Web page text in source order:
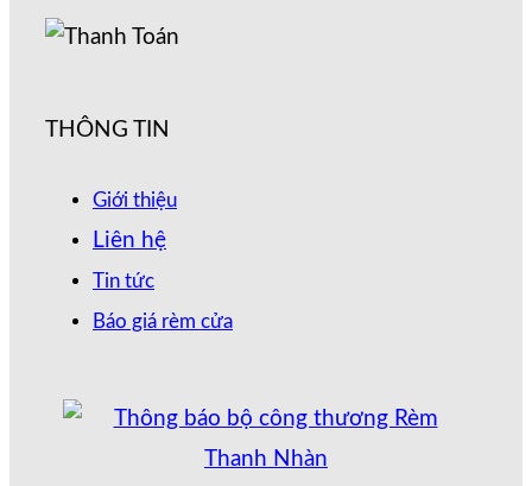
THÔNG TIN
Giới thiệu
Liên hệ
Tin tức
Báo giá rèm cửa